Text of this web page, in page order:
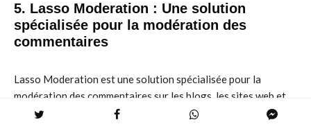
5. Lasso Moderation : Une solution
spécialisée pour la modération des
commentaires
Lasso Moderation est une solution spécialisée pour la
modération des commentaires sur les blogs, les sites web et
les plateformes de médias sociaux. Lasso Moderation se